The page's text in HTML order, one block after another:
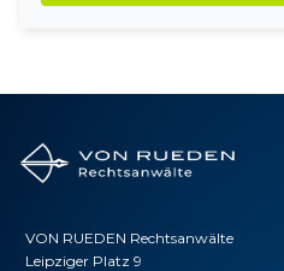
VON RUEDEN Rechtsanwälte
Leipziger Platz 9